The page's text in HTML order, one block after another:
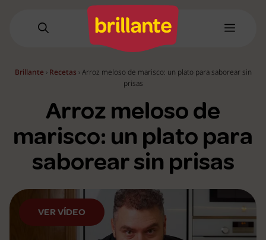
Menú
Brillante › Recetas ›Arroz meloso de marisco: un plato para saborear sin
prisas
Arroz meloso de
marisco: un plato para
saborear sin prisas
VER VÍDEO